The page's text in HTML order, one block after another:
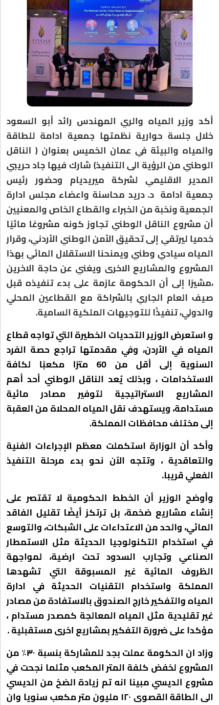
أكد وزير المياه والري المهندس رائد أبو السعود
خلال جلسة حوارية نظمتها جمعية ادامة للطاقة
والمياه والبيئة في عمان الخميس بعنوان ( الناقل
الوطني من الرؤية الى التنفيذ) شارك فيها جاد حريبي
المدير الاقليمي لشركة ميريديام وحضور رئيس
جمعية ادامة د. دريد محاسنة واعضاء مجلس ادارة
الجمعية ونخبة من الخبراء والقطاع الخاص والمعنيين
أن مشروع الناقل الوطني تجاوز كونه مشروعًا مائيًا
خدميا ليرتقي إلى تحقيق الأمن الوطني الأردني، وقرار
المياه سيادي وطني ويمنحنا الاستقلال المائي بهذا
المشروع والمشاريع الاخرى ويغني عن حاجة الاخرين
،مشيرًا إلى أن الحكومة عازمة على بدء تنفيذه قبل
صيف العام الجاري بالشراكة مع القطاعين المحلي
والدولي، تنفيذًا للتوجيهات الملكية السامية.
و استعرض الوزير التحديات الخطيرة التي تواجه قطاع
المياه في الأردن، وفي مقدمتها تراجع حصة الفرد
السنوية إلى أقل من 60 مترًا مكعبًا لكافة
الاستخدامات ، وبذلك يُعد الناقل الوطني أحد أهم
المشاريع الاستراتيجية لتوفير مصادر مائية
مستدامة، ويستهدف نقل المياه المحلاة من العقبة
إلى مختلف محافظات المملكة.
وأكد أن الوزارة استكملت معظم الإجراءات الفنية
والتعاقدية ، وتتجه الآن نحو بدء مرحلة التنفيذ
الفعلي قريبا.
وأوضح الوزير أن الخطط الحكومية لا تقتصر على
إنشاء مشاريع ضخمة، بل ترتكز أيضًا تقليل الفاقد
المائي، والحد من الاعتداءات على الشبكات، والتوسع
في استخدام التكنولوجيا الحديثة مثل الاستمطار
الصناعي وتجارب السدود تحت ارضية، لمواجهة
الظروف المائية غير المسبوقة التي تشهدها
المملكة واستخدام التقنيات الحديثة في ادارة
المياه والتفكير خارج الصندوق بالاستفادة من مصادر
غير تقليدية مثل المياه المعالجة كمصدر مستدام ،
مؤكدا على ضرورة التفكير بمشاريع اخرى مستقبلية .
وزاد ان الحكومة عملت بجد للمشاركة بنسبة ٣٠٪؜ من
المشروع لخفض كلفة المتر المكعب مثلما نجحت في
مشروع الديسي مبينا انه تم زيادة الضخ من الديسي
الى الطاقة القصوى ١٢٠ مليون متر مكعب سنويا وان